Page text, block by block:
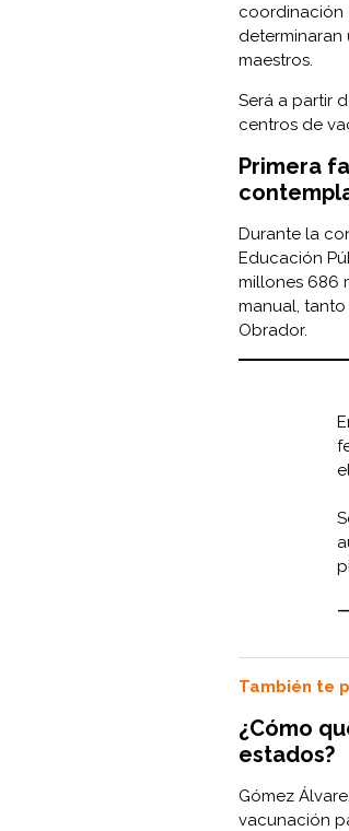
coordinación
maestros.
Será a partir
centros de
Primera
Durante la
Educación
millones 686
manual,
Obrador.
También te
¿Cómo
estados?
Gómez
vacunación